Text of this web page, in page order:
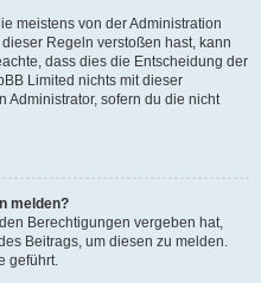
meistens von der Administration
Regeln verstoßen hast, kann
dass dies die Entscheidung der
Limited nichts mit dieser
Administrator, sofern du die nicht
melden?
Berechtigungen vergeben hat,
Beitrags, um diesen zu melden.
geführt.